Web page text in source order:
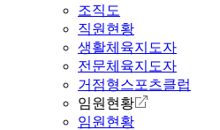
조직도
직원현황
생활체육지도자
전문체육지도자
거점형스포츠클럽
임원현황
임원현황